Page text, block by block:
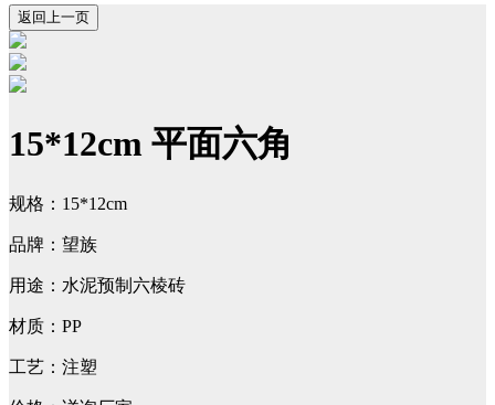
15*12cm 平面六角
规格：15*12cm
品牌：望族
用途：水泥预制六棱砖
材质：PP
工艺：注塑